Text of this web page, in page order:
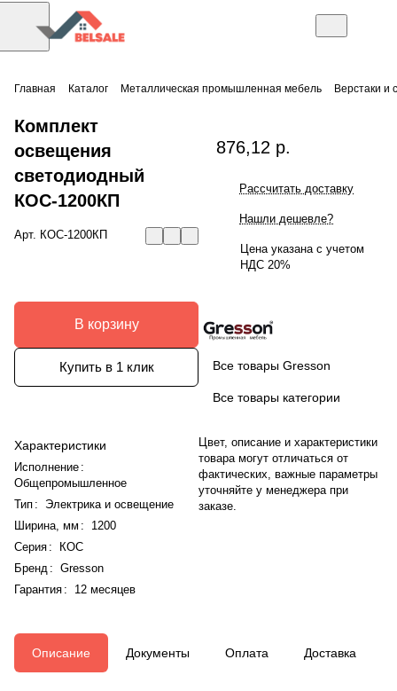
Главная Каталог Металлическая промышленная мебель Верстаки и
Комплект
освещения
светодиодный
КОС-1200КП
Арт. КОС-1200КП
В корзину
Купить в 1 клик
Характеристики
Исполнение :
Общепромышленное
Тип :
Электрика и освещение
Ширина, мм :
1200
Серия :
КОС
Бренд : Gresson
Гарантия : 12 месяцев
876,12 р.
Рассчитать доставку
Нашли дешевле?
Цена указана с учетом
НДС 20%
Все товары Gresson
Все товары категории
Цвет, описание и характеристики
товара могут отличаться от
фактических, важные параметры
уточняйте у менеджера при
заказе.
Описание Документы Оплата Доставка